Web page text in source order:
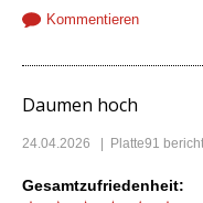
Kommentieren
Daumen hoch
24.04.2026 Platte91
Gesamtzufriedenheit: